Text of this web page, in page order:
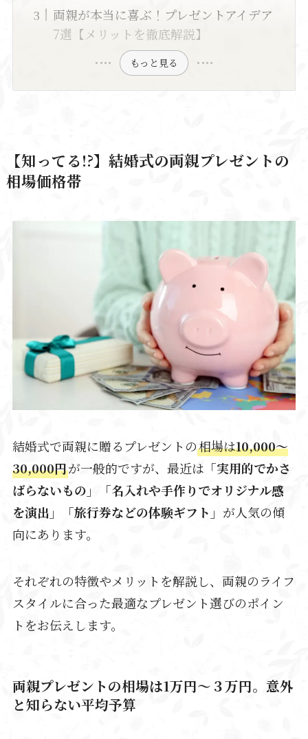
両親が本当に喜ぶ！プレゼントアイデア
7選【メリットを徹底解説】
もっと見る
【知ってる!?】結婚式の両親プレゼントの
相場価格帯
結婚式で両親に贈るプレゼントの相場は10,000〜
30,000円が一般的ですが、最近は 「実用的でかさ
ばらないもの」「名入れや手作りでオリジナル感
を演出」「旅行券などの体験ギフト」 が人気の傾
向にあります。
それぞれの特徴やメリットを解説し、両親のライフ
スタイルに合った最適なプレゼント選びのポイン
トをお伝えします。
両親プレゼントの相場は1万円～３万円。意外
と知らない平均予算